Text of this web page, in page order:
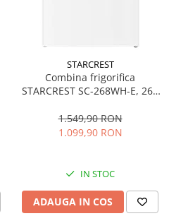
STARCREST
Combina frigorifica
STARCREST SC-268WH-E, 268
Termostat reglabil, Iluminare
LED, Picioare ajustabile, Usi
1.549,90 RON
1.099,90 RON
IN STOC
ADAUGA IN COS